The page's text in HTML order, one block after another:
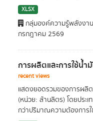
XLSX
กลุ่มองค์ความรู้พลังงา
กรกฎาคม 2569
การผลิตและการใช้น้ำ
recent views
แสดงยอดรวมของการผลิต
(หน่วย: ล้านลิตร) โดยประ
กว่าปริมาณความต้องการใ